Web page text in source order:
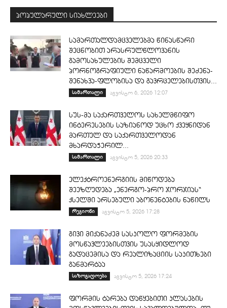
პოპულარული სიახლეები
სამართალდამცველებმა წინასწარი
შეცნობით არასრულწლოვანის
გამოსახულების შემცველი
პორნოგრაფიული ნაწარმოების შეძენა-
შენახვა-ფლობისა და გავრცელებისთვის...
სამართალი აგვისტო 6, 2026 12:07
სუს-მა საქართველოს სახელმწიფო
ინტერესების საზიანოდ უცხო ქვეყნიდან
მართულ და საქართველოდან
მხარდაჭერილ...
სამართალი აგვისტო 5, 2026 20:33
ელექტროენერგიის მიწოდება
შეეზღუდება „ენერგო-პრო ჯორჯიას“
ქსელში არსებული აბონენტების ნაწილს
რეგიონი აგვისტო 5, 2026 17:28
გივი მიქანაძემ სასკოლო ფორმების
მოსწავლეებისთვის უსასყიდლოდ
გადაცემისა და რეალიზაციის საკითხები
განმარტაა
საზოგადოება აგვისტო 5, 2026 17:24
ფორმის ტარება დაწყებითი კლასების